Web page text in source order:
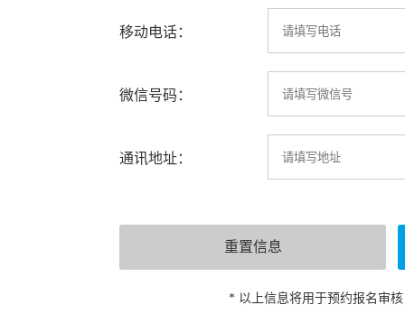
移动电话：
微信号码：
通讯地址：
* 以上信息将用于预约报名审